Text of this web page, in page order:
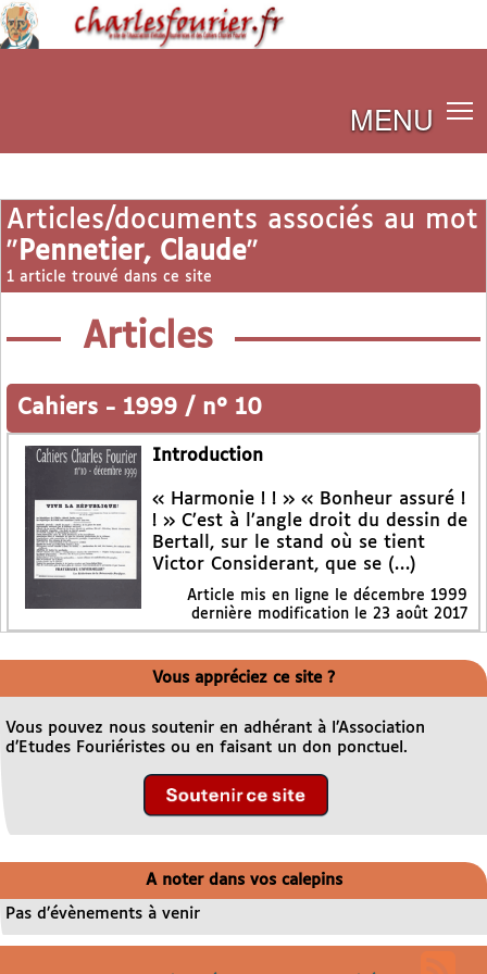
MENU
Articles/documents associés au mot
" Pennetier, Claude"
1 article trouvé dans ce site
Articles
Cahiers - 1999 / n° 10
Introduction
« Harmonie ! ! » « Bonheur assuré !
! » C’est à l’angle droit du dessin de
Bertall, sur le stand où se tient
Victor Considerant, que se (…)
Article mis en ligne le décembre 1999
dernière modification le 23 août 2017
Vous appréciez ce site ?
Vous pouvez nous soutenir en adhérant à l’Association
d’Etudes Fouriéristes ou en faisant un don ponctuel.
A noter dans vos calepins
Pas d’évènements à venir